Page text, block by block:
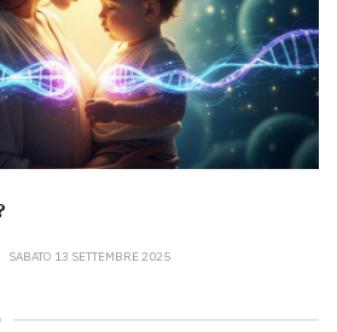
SABATO 13 SETTEMBRE 2025